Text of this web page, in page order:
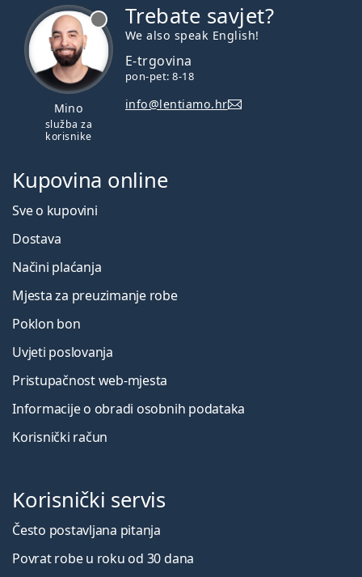
Mino
služba za
korisnike
Trebate savjet?
We also speak English!
E-trgovina
pon-pet: 8-18
info@lentiamo.hr
Kupovina online
Sve o kupovini
Dostava
Načini plaćanja
Mjesta za preuzimanje robe
Poklon bon
Uvjeti poslovanja
Pristupačnost web-mjesta
Informacije o obradi osobnih podataka
Korisnički račun
Korisnički servis
Često postavljana pitanja
Povrat robe u roku od 30 dana